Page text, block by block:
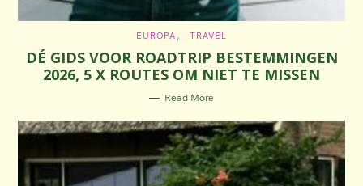
T
E
G
O
R
I
S
EUROPA TRAVEL
DÉ GIDS VOOR ROADTRIP BESTEMMINGEN
2026, 5 X ROUTES OM NIET TE MISSEN
Read More